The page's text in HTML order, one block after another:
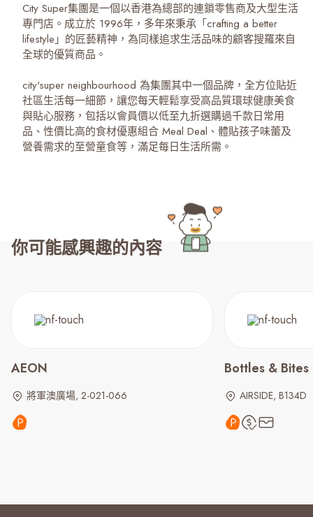
City Super集團是一個以香港為總部的連鎖零售商及大型生活
專門店。成立於 1996年，多年來秉承「crafting a better
lifestyle」的匠藝精神，為同樣追求生活品味的顧客搜羅來自
全球的優質商品。
city'super neighbourhood 為集團其中一個品牌，全方位貼近
社區生活每一細節，讓您每天輕鬆享受高品質環球健康美食
與貼心服務，包括以會員價以低至九折選購過千款日常用
品、性價比高的食材優惠組合 Meal Deal、體貼孩子味蕾及
營養需求的至營童食等，滿足每日生活所需。
你可能感興趣的內容
AEON
將軍澳廣場, 2-021-066
Bottles & Bites
AIRSIDE, B134D